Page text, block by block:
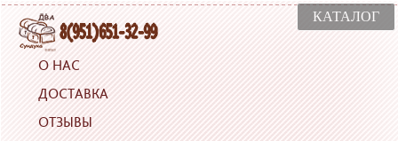
КАТАЛОГ
О НАС
ДОСТАВКА
ОТЗЫВЫ